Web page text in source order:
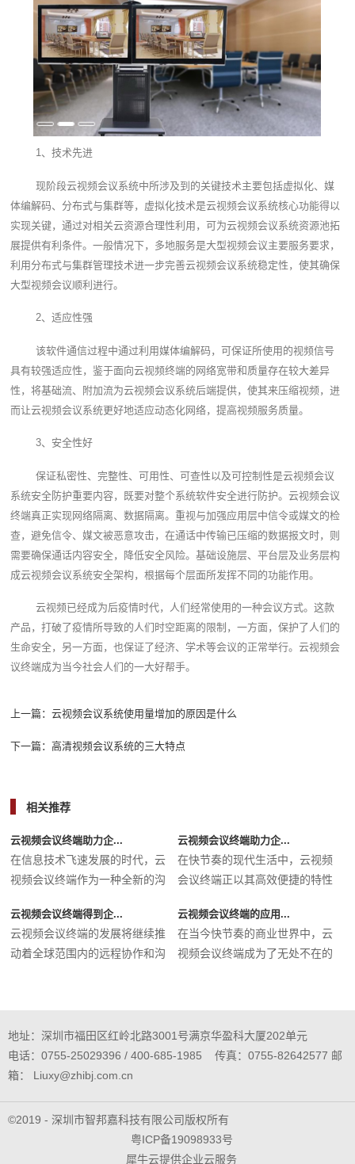
1、技术先进
现阶段云视频会议系统中所涉及到的关键技术主要包括虚拟化、媒
体编解码、分布式与集群等，虚拟化技术是云视频会议系统核心功能得以
实现关键，通过对相关云资源合理性利用，可为云视频会议系统资源池拓
展提供有利条件。一般情况下，多地服务是大型视频会议主要服务要求，
利用分布式与集群管理技术进一步完善云视频会议系统稳定性，使其确保
大型视频会议顺利进行。
2、适应性强
该软件通信过程中通过利用媒体编解码，可保证所使用的视频信号
具有较强适应性，鉴于面向云视频终端的网络宽带和质量存在较大差异
性，将基础流、附加流为云视频会议系统后端提供，使其来压缩视频，进
而让云视频会议系统更好地适应动态化网络，提高视频服务质量。
3、安全性好
保证私密性、完整性、可用性、可查性以及可控制性是云视频会议
系统安全防护重要内容，既要对整个系统软件安全进行防护。云视频会议
终端真正实现网络隔离、数据隔离。重视与加强应用层中信令或媒文的检
查，避免信令、媒文被恶意攻击，在通话中传输已压缩的数据报文时，则
需要确保通话内容安全，降低安全风险。基础设施层、平台层及业务层构
成云视频会议系统安全架构，根据每个层面所发挥不同的功能作用。
云视频已经成为后疫情时代，人们经常使用的一种会议方式。这款
产品，打破了疫情所导致的人们时空距离的限制，一方面，保护了人们的
生命安全，另一方面，也保证了经济、学术等会议的正常举行。云视频会
议终端成为当今社会人们的一大好帮手。
上一篇：云视频会议系统使用量增加的原因是什么
下一篇：高清视频会议系统的三大特点
相关推荐
云视频会议终端助力企...
在信息技术飞速发展的时代，云
视频会议终端作为一种全新的沟
云视频会议终端助力企...
在快节奏的现代生活中，云视频
会议终端正以其高效便捷的特性
云视频会议终端得到企...
云视频会议终端的发展将继续推
动着全球范围内的远程协作和沟
云视频会议终端的应用...
在当今快节奏的商业世界中，云
视频会议终端成为了无处不在的
地址：深圳市福田区红岭北路3001号满京华盈科大厦202单元
电话：0755-25029396 / 400-685-1985 传真：0755-82642577 邮
箱： Liuxy@zhibj.com.cn
©2019 - 深圳市智邦嘉科技有限公司版权所有
粤ICP备19098933号
犀牛云提供企业云服务